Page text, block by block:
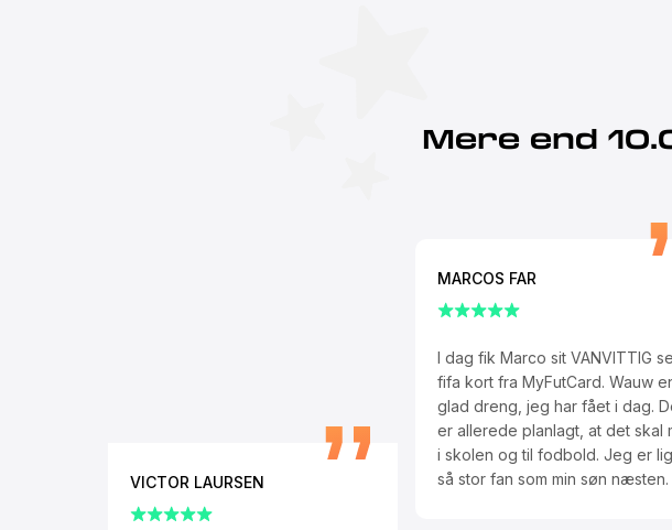
Mere end
VICTOR LAURSEN
MARCOS FAR
I dag fik Marco sit VANVITTIG
fifa kort fra MyFutCard. Wauw
glad dreng, jeg har fået i dag.
er allerede planlagt, at det skal
i skolen og til fodbold. Jeg er
så stor fan som min søn næsten.